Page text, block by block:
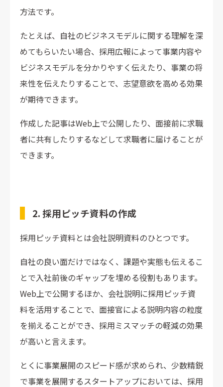
方法です。
たとえば、自社のビジネスモデルに関する理解を深
めてもらいたい場合、採用広報によって事業内容や
ビジネスモデルを分かりやすく伝えたり、事業の将
来性を伝えたりすることで、志望意欲を高める効果
が期待できます。
作成した記事はWeb上で公開したり、面接前に求職
者に共有したりするなどして求職者に届けることが
できます。
2. 採用ピッチ資料の作成
採用ピッチ資料とは会社説明資料のひとつです。
自社の良い面だけではなく、課題や実態も伝えるこ
とで入社前後のギャップを埋める役割もあります。
Web上で公開するほか、会社説明に採用ピッチ資
料を活用することで、面接官による説明内容の粒度
を揃えることができ、採用ミスマッチの軽減の効果
が高いと言えます。
とくに事業展開のスピード感が求められ、少数精鋭
で事業を展開するスタートアップにおいては、採用